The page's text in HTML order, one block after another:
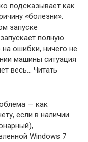
подсказывает как
«болезни».
запуске
полную
ошибки, ничего не
машины ситуация
весь… Читать
— как
если в наличии
Windows 7